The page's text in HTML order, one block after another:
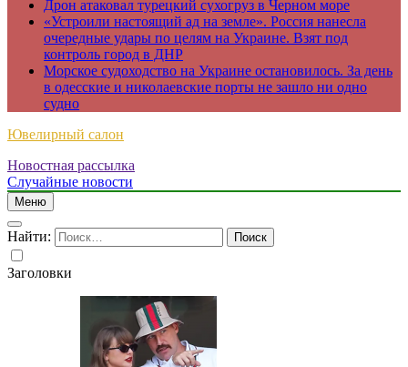
Дрон атаковал турецкий сухогруз в Черном море
«Устроили настоящий ад на земле». Россия нанесла
очередные удары по целям на Украине. Взят под
контроль город в ДНР
Морское судоходство на Украине остановилось. За день
в одесские и николаевские порты не зашло ни одно
судно
Ювелирный салон
Новостная рассылка
Случайные новости
Меню
Найти:
Заголовки